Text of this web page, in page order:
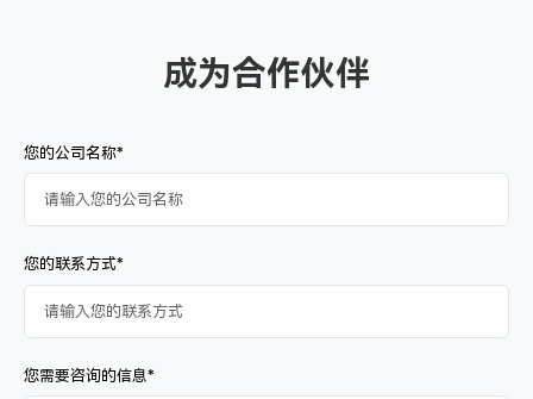
成为合作伙伴
您的公司名称*
您的联系方式*
您需要咨询的信息*